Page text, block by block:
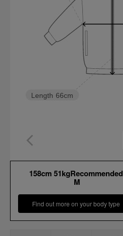
Length 66cm
158cm 51kgRecommended
M
Find out more on your body type